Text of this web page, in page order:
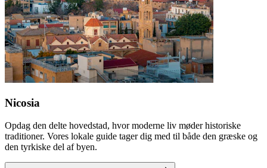
Nicosia
Opdag den delte hovedstad, hvor moderne liv møder historiske
traditioner. Vores lokale guide tager dig med til både den græske og
den tyrkiske del af byen.